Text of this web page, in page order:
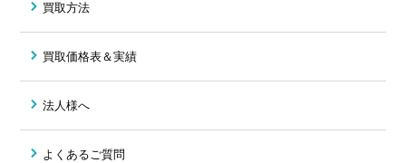
買取方法
買取価格表＆実績
法人様へ
よくあるご質問